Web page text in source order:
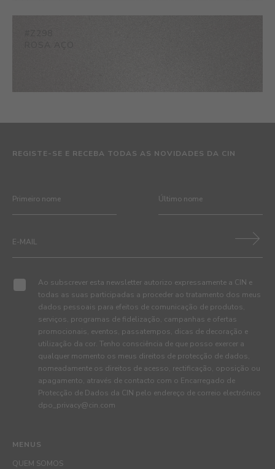
ROSA AÇO
MENUS
QUEM SOMOS
REGISTE-SE E RECEBA TODAS AS NOVIDADES DA CIN
Ao subscrever esta newsletter autorizo expressamente a CIN e
todas as suas participadas a proceder ao tratamento dos meus
dados pessoais para efeitos de comunicação de produtos,
serviços, programas de fidelização, campanhas e ofertas
promocionais, eventos, passatempos, dicas de decoração e
utilização da cor. Tenho consciência de que posso exercer a
qualquer momento os meus direitos de protecção de dados,
nomeadamente os direitos de acesso, rectificação, oposição ou
apagamento, através de contacto com o Encarregado de
Protecção de Dados da CIN pelo endereço de correio electrónico
dpo_privacy@cin.com